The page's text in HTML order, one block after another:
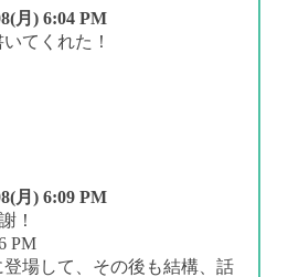
月) 6:04 PM
てくれた！
月) 6:09 PM
！
PM
場して、その後も結構、話